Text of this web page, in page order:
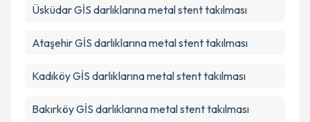
ÜsküdarGİS darlıklarına metal stent takılması
AtaşehirGİS darlıklarına metal stent takılması
KadıköyGİS darlıklarına metal stent takılması
BakırköyGİS darlıklarına metal stent takılması